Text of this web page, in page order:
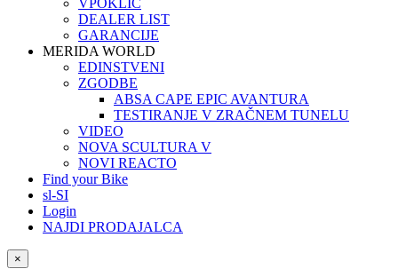
VPOKLIC
DEALER LIST
GARANCIJE
MERIDA WORLD
EDINSTVENI
ZGODBE
ABSA CAPE EPIC AVANTURA
TESTIRANJE V ZRAČNEM TUNELU
VIDEO
NOVA SCULTURA V
NOVI REACTO
Find your Bike
sl-SI
Login
NAJDI PRODAJALCA
×